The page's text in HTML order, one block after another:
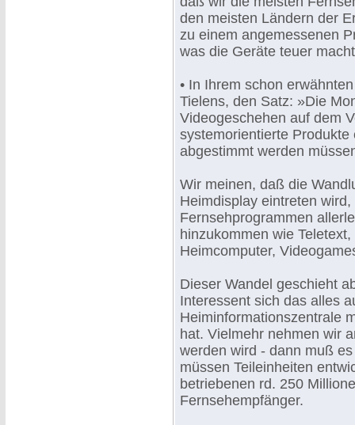
den meisten Ländern der
zu einem angemessenen
was die Geräte teuer
• In Ihrem schon
Tielens, den Satz: »Die
Videogeschehen auf dem
systemorientierte
abgestimmt werden
Wir meinen, daß die
Heimdisplay eintreten
Fernsehprogrammen
hinzukommen wie
Heimcomputer,
Dieser Wandel geschieht
Interessent sich das alles
Heiminformationszentrale
hat. Vielmehr nehmen wir
werden wird - dann muß
müssen Teileinheiten
betriebenen rd. 250
Fernsehempfänger.